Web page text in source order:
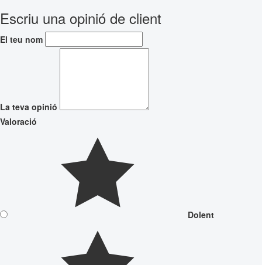
Escriu una opinió de client
El teu nom
La teva opinió
Valoració
Dolent